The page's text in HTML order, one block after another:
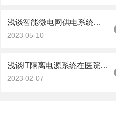
浅谈智能微电网供电系统的谐波治理
2023-05-10
浅谈IT隔离电源系统在医院安全用电中的应用
2023-02-07